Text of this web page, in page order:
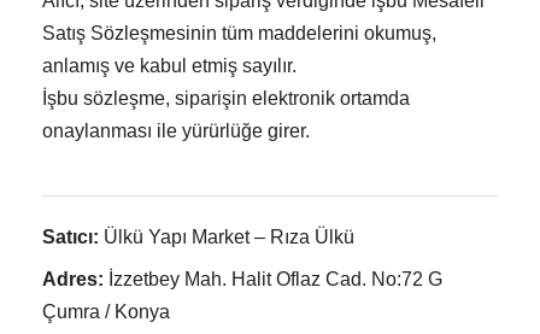
Satış Sözleşmesinin tüm maddelerini okumuş,
anlamış ve kabul etmiş sayılır.
İşbu sözleşme, siparişin elektronik ortamda
onaylanması ile yürürlüğe girer.
Satıcı: Ülkü Yapı Market – Rıza Ülkü
Adres: İzzetbey Mah. Halit Oflaz Cad. No:72 G
Çumra / Konya